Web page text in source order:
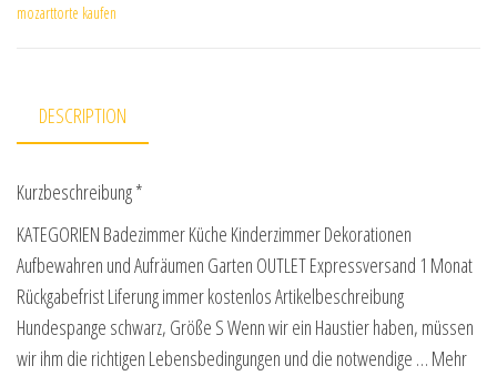
mozarttorte kaufen
DESCRIPTION
Kurzbeschreibung *
KATEGORIEN Badezimmer Küche Kinderzimmer Dekorationen
Aufbewahren und Aufräumen Garten OUTLET Expressversand 1 Monat
Rückgabefrist Liferung immer kostenlos Artikelbeschreibung
Hundespange schwarz, Größe S Wenn wir ein Haustier haben, müssen
wir ihm die richtigen Lebensbedingungen und die notwendige … Mehr